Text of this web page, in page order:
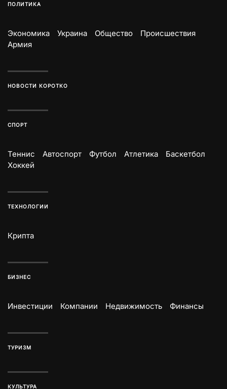
ПОЛИТИКА
Экономика Украина Общество
Происшествия
Армия
НОВОСТИ КОРОТКО
СПОРТ
Теннис Автоспорт Футбол Атлетика
Баскетбол
Хоккей
ТЕХНОЛОГИИ
Крипта
БИЗНЕС
Инвестиции Компании Недвижимость Финансы
ТУРИЗМ
КУЛЬТУРА